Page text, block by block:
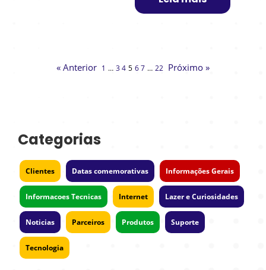
« Anterior 1 … 34 5 67 … 22 Próximo »
Categorias
Clientes Datas comemorativas Informações Gerais
Informacoes Tecnicas Internet Lazer e Curiosidades
Noticias Parceiros Produtos Suporte
Tecnologia